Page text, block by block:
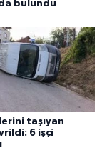
bulundu
taşıyan
6 işçi